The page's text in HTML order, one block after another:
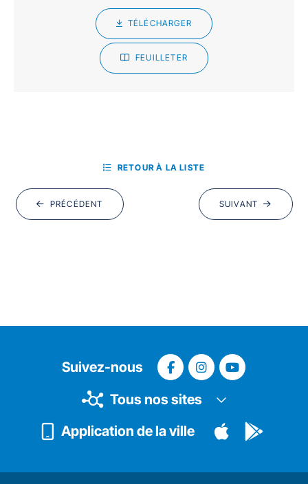
TÉLÉCHARGER
FEUILLETER
PRÉCÉDENT
RETOUR À LA LISTE
SUIVANT
Suivez-nous
Tous nos sites
Application de la ville